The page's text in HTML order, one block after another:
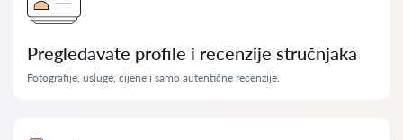
Pregledavate profile i recenzije stručnjaka
Fotografije, usluge, cijene i samo autentične recenzije.